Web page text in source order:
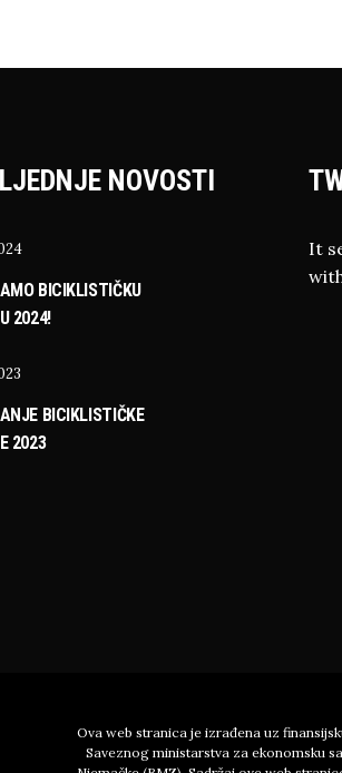
NOVOSTI
BICIKLISTIČKU
2024!
BICIKLISTIČKE
2023
It
Ova web stranica je izrađena uz
Saveznog ministarstva za ekonomsku